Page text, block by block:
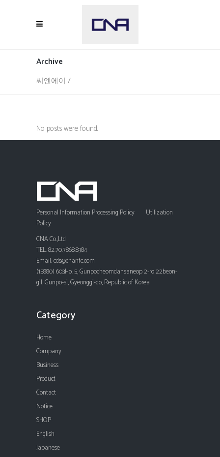
Archive
씨엔에이 /
No posts were found.
Personal Information Processing Policy
Utilization
Policy
CNA Co.,Ltd
TEL. 82.70.7868.8384
Email. cds@cnanfc.com
(15880) 603Ho. 5, Gunpocheomdansaneop 2-ro 22beon-
gil, Gunpo-si, Gyeonggi-do, Republic of Korea
Category
Home
Company
Business
Product
Contact
Notice
SHOP
English
Japanese